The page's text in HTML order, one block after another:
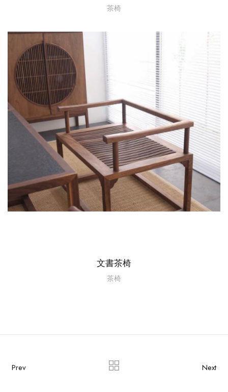
茶椅
文書茶椅
茶椅
Prev Next